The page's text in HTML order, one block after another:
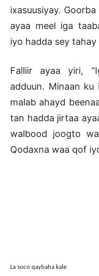
ixasuusiyay.
ayaa meel iga
iyo hadda sey tahay
Falliir ayaa yiri,
adduun. Minaan
malab ahayd
tan hadda jirtaa
walbood joogto
Qodaxna waa qof
La soco qaybaha kale